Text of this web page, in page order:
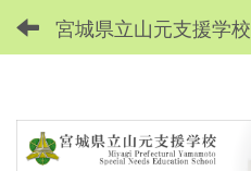
宮城県立山元支援学校